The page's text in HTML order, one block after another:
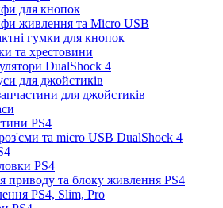
для кнопок
живлення та Micro USB
гумки для кнопок
та хрестовини
DualShock 4
для джойстиків
для джойстиків
PS4
та micro USB DualShock 4
PS4
та блоку живлення PS4
PS4, Slim, Pro